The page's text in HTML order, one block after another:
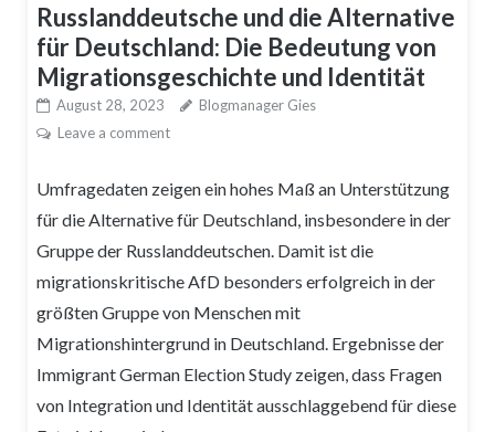
Russlanddeutsche und die Alternative
für Deutschland: Die Bedeutung von
Migrationsgeschichte und Identität
August 28, 2023
Blogmanager Gies
Leave a comment
Umfragedaten zeigen ein hohes Maß an Unterstützung
für die Alternative für Deutschland, insbesondere in der
Gruppe der Russlanddeutschen. Damit ist die
migrationskritische AfD besonders erfolgreich in der
größten Gruppe von Menschen mit
Migrationshintergrund in Deutschland. Ergebnisse der
Immigrant German Election Study zeigen, dass Fragen
von Integration und Identität ausschlaggebend für diese